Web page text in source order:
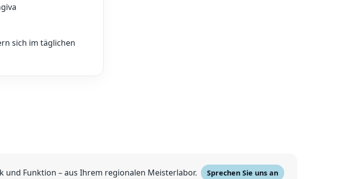
sich im täglichen
Funktion – aus Ihrem regionalen Meisterlabor. Sprechen Sie uns an